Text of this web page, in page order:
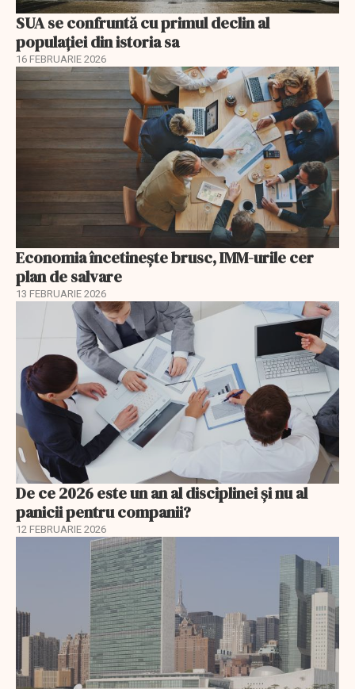
SUA se confruntă cu primul declin al
populației din istoria sa
16 FEBRUARIE 2026
Economia încetinește brusc, IMM-urile cer
plan de salvare
13 FEBRUARIE 2026
De ce 2026 este un an al disciplinei și nu al
panicii pentru companii?
12 FEBRUARIE 2026